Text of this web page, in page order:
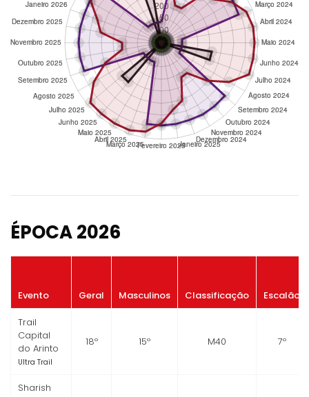
ÉPOCA 2026
Evento Geral Masculinos Classificação Escalão
Trail
Capital
do Arinto
Ultra Trail
18º 15º M40 7º
Sharish